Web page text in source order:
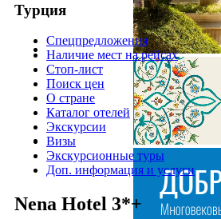
Турция
Спецпредложения
Наличие мест на рейсах
Стоп-лист
Поиск цен
О стране
Каталог отелей
Экскурсии
Визы
Экскурсионные туры
Доп. информация и услуги
Nena Hotel 3*+